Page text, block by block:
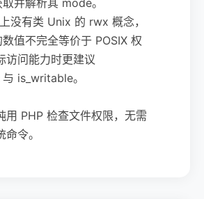
没有类 Unix 的 rwx 概念，
值不完全等价于 POSIX 权
访问能力时更建议
is_writable。
用 PHP 检查文件权限，无需
令。